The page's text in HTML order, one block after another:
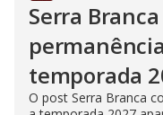
Serra
temporada
O post Serra Branca